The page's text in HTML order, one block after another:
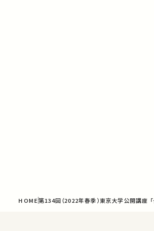
HOME第134回（2022年春季）東京大学公開講座 「